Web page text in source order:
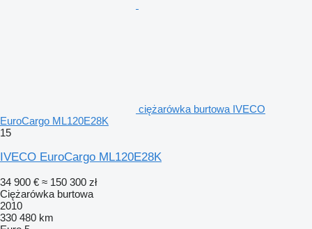
ciężarówka burtowa IVECO
EuroCargo ML120E28K
15
IVECO EuroCargo ML120E28K
34 900 € ≈ 150 300 zł
Ciężarówka burtowa
2010
330 480 km